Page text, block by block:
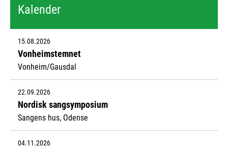
Kalender
15.08.2026
Vonheimstemnet
Vonheim/Gausdal
22.09.2026
Nordisk sangsymposium
Sangens hus, Odense
04.11.2026